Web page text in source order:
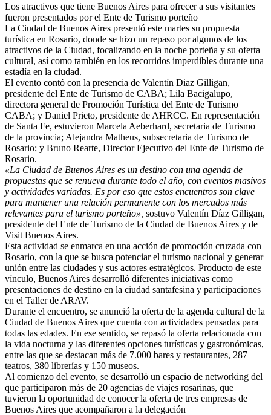
Los atractivos que tiene Buenos Aires para ofrecer a sus visitantes
fueron presentados por el Ente de Turismo porteño
La Ciudad de Buenos Aires presentó este martes su propuesta
turística en Rosario, donde se hizo un repaso por algunos de los
atractivos de la Ciudad, focalizando en la noche porteña y su oferta
cultural, así como también en los recorridos imperdibles durante una
estadía en la ciudad.
El evento contó con la presencia de Valentín Diaz Gilligan,
presidente del Ente de Turismo de CABA; Lila Bacigalupo,
directora general de Promoción Turística del Ente de Turismo
CABA; y Daniel Prieto, presidente de AHRCC. En representación
de Santa Fe, estuvieron Marcela Aeberhard, secretaria de Turismo
de la provincia; Alejandra Matheus, subsecretaria de Turismo de
Rosario; y Bruno Rearte, Director Ejecutivo del Ente de Turismo de
Rosario.
«La Ciudad de Buenos Aires es un destino con una agenda de
propuestas que se renueva durante todo el año, con eventos masivos
y actividades variadas. Es por eso que estos encuentros son clave
para mantener una relación permanente con los mercados más
relevantes para el turismo porteño», sostuvo Valentín Díaz Gilligan,
presidente del Ente de Turismo de la Ciudad de Buenos Aires y de
Visit Buenos Aires.
Esta actividad se enmarca en una acción de promoción cruzada con
Rosario, con la que se busca potenciar el turismo nacional y generar
unión entre las ciudades y sus actores estratégicos. Producto de este
vínculo, Buenos Aires desarrolló diferentes iniciativas como
presentaciones de destino en la ciudad santafesina y participaciones
en el Taller de ARAV.
Durante el encuentro, se anunció la oferta de la agenda cultural de la
Ciudad de Buenos Aires que cuenta con actividades pensadas para
todas las edades. En ese sentido, se repasó la oferta relacionada con
la vida nocturna y las diferentes opciones turísticas y gastronómicas,
entre las que se destacan más de 7.000 bares y restaurantes, 287
teatros, 380 librerías y 150 museos.
Al comienzo del evento, se desarrolló un espacio de networking del
que participaron más de 20 agencias de viajes rosarinas, que
tuvieron la oportunidad de conocer la oferta de tres empresas de
Buenos Aires que acompañaron a la delegación